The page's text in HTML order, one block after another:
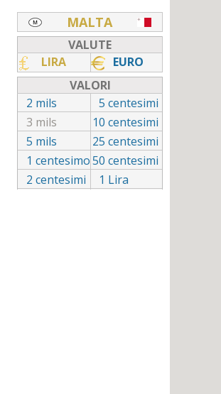
MALTA
VALUTE
LIRA
EURO
VALORI
2 mils 5 centesimi
3 mils 10 centesimi
5 mils 25 centesimi
1 centesimo50 centesimi
2 centesimi 1 Lira